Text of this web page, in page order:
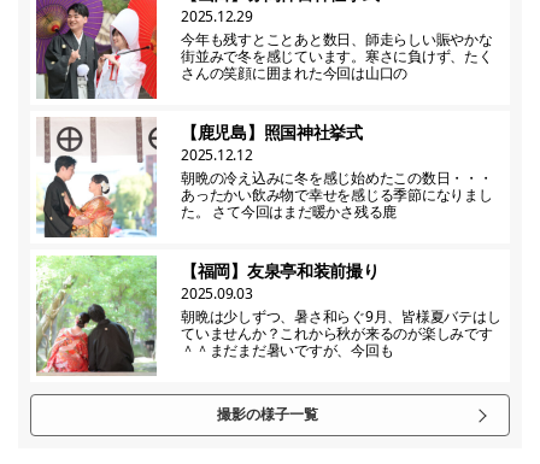
2025.12.29
今年も残すとことあと数日、師走らしい賑やかな
街並みで冬を感じています。寒さに負けず、たく
さんの笑顔に囲まれた今回は山口の
【鹿児島】照国神社挙式
2025.12.12
朝晩の冷え込みに冬を感じ始めたこの数日・・・
あったかい飲み物で幸せを感じる季節になりまし
た。 さて今回はまだ暖かさ残る鹿
【福岡】友泉亭和装前撮り
2025.09.03
朝晩は少しずつ、暑さ和らぐ9月、皆様夏バテはし
ていませんか？これから秋が来るのが楽しみです
＾＾まだまだ暑いですが、今回も
撮影の様子一覧